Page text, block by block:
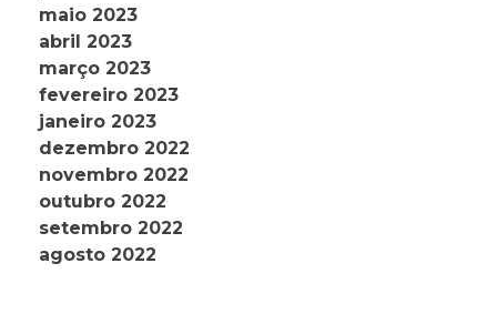
maio 2023
abril 2023
março 2023
fevereiro 2023
janeiro 2023
dezembro 2022
novembro 2022
outubro 2022
setembro 2022
agosto 2022